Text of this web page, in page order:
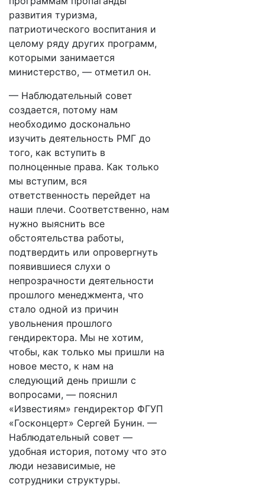
развития туризма,
патриотического воспитания и
целому ряду других программ,
которыми занимается
министерство, — отметил он.
— Наблюдательный совет
создается, потому нам
необходимо досконально
изучить деятельность РМГ до
того, как вступить в
полноценные права. Как только
мы вступим, вся
ответственность перейдет на
наши плечи. Соответственно, нам
нужно выяснить все
обстоятельства работы,
подтвердить или опровергнуть
появившиеся слухи о
непрозрачности деятельности
прошлого менеджмента, что
стало одной из причин
увольнения прошлого
гендиректора. Мы не хотим,
чтобы, как только мы пришли на
новое место, к нам на
следующий день пришли с
вопросами, — пояснил
«Известиям» гендиректор ФГУП
«Госконцерт» Сергей Бунин. —
Наблюдательный совет —
удобная история, потому что это
люди независимые, не
сотрудники структуры.